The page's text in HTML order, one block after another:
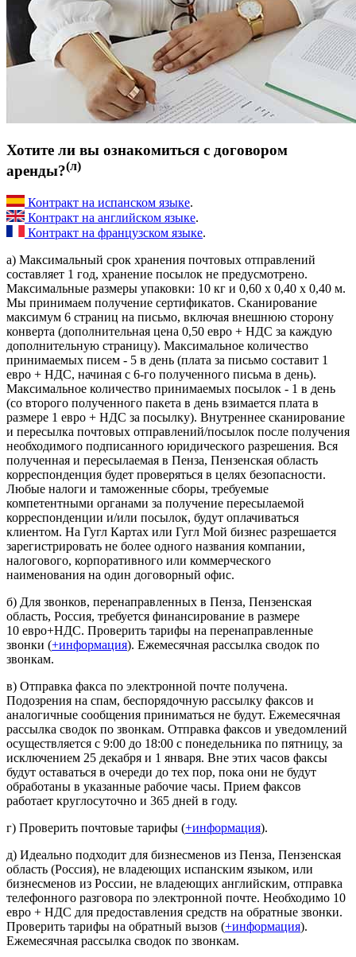
Хотите ли вы ознакомиться с договором
аренды?(л)
Контракт на испанском языке.
Контракт на английском языке.
Контракт на французском языке.
a) Максимальный срок хранения почтовых отправлений
составляет 1 год, хранение посылок не предусмотрено.
Максимальные размеры упаковки: 10 кг и 0,60 х 0,40 х 0,40 м.
Мы принимаем получение сертификатов. Сканирование
максимум 6 страниц на письмо, включая внешнюю сторону
конверта (дополнительная цена 0,50 евро + НДС за каждую
дополнительную страницу). Максимальное количество
принимаемых писем - 5 в день (плата за письмо составит 1
евро + НДС, начиная с 6-го полученного письма в день).
Максимальное количество принимаемых посылок - 1 в день
(со второго полученного пакета в день взимается плата в
размере 1 евро + НДС за посылку). Внутреннее сканирование
и пересылка почтовых отправлений/посылок после получения
необходимого подписанного юридического разрешения. Вся
полученная и пересылаемая в Пенза, Пензенская область
корреспонденция будет проверяться в целях безопасности.
Любые налоги и таможенные сборы, требуемые
компетентными органами за получение пересылаемой
корреспонденции и/или посылок, будут оплачиваться
клиентом. На Гугл Картах или Гугл Мой бизнес разрешается
зарегистрировать не более одного названия компании,
налогового, корпоративного или коммерческого
наименования на один договорный офис.
б) Для звонков, перенаправленных в Пенза, Пензенская
область, Россия, требуется финансирование в размере
10 евро+НДС. Проверить тарифы на перенаправленные
звонки (+информация). Ежемесячная рассылка сводок по
звонкам.
в) Отправка факса по электронной почте получена.
Подозрения на спам, беспорядочную рассылку факсов и
аналогичные сообщения приниматься не будут. Ежемесячная
рассылка сводок по звонкам. Отправка факсов и уведомлений
осуществляется с 9:00 до 18:00 с понедельника по пятницу, за
исключением 25 декабря и 1 января. Вне этих часов факсы
будут оставаться в очереди до тех пор, пока они не будут
обработаны в указанные рабочие часы. Прием факсов
работает круглосуточно и 365 дней в году.
г) Проверить почтовые тарифы (+информация).
д) Идеально подходит для бизнесменов из Пенза, Пензенская
область (Россия), не владеющих испанским языком, или
бизнесменов из России, не владеющих английским, отправка
телефонного разговора по электронной почте. Необходимо 10
евро + НДС для предоставления средств на обратные звонки.
Проверить тарифы на обратный вызов (+информация).
Ежемесячная рассылка сводок по звонкам.